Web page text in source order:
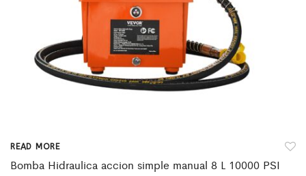
READ MORE
Bomba Hidraulica accion simple manual 8 L 10000 PSI